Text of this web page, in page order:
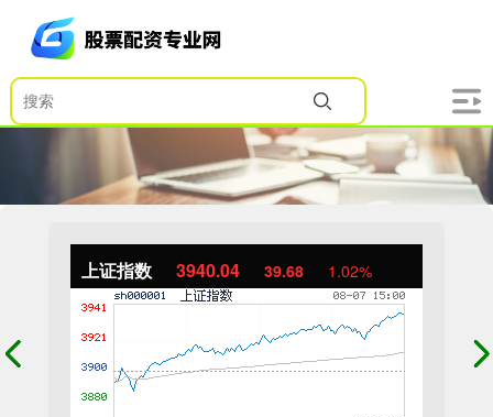
上证指数 3940.04 39.68 1.02%